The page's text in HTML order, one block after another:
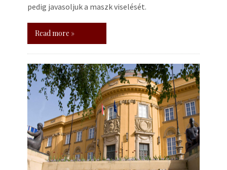
pedig javasoljuk a maszk viselését.
Read more »